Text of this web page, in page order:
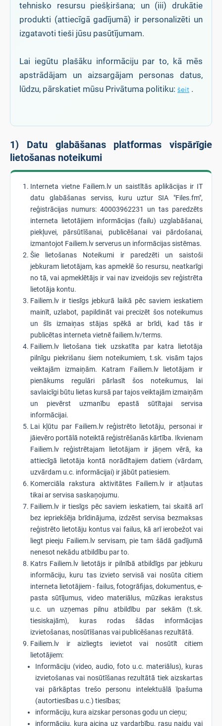
tehnisko resursu piešķiršana; un (iii) drukātie
produkti (attiecīgā gadījumā) ir personalizēti un
izgatavoti tieši jūsu pasūtījumam.
Lai iegūtu plašāku informāciju par to, kā mēs
apstrādājam un aizsargājam personas datus,
lūdzu, pārskatiet mūsu Privātuma politiku: šeit .
1) Datu glabāšanas platformas vispārīgie
lietošanas noteikumi
Interneta vietne Failiem.lv un saistītās aplikācijas ir IT
datu glabāšanas serviss, kuru uztur SIA "Files.fm",
reģistrācijas numurs: 40003962231 un tas paredzēts
interneta lietotājiem informācijas (failu) uzglabāšanai,
piekļuvei, pārsūtīšanai, publicēšanai vai pārdošanai,
izmantojot Failiem.lv serverus un informācijas sistēmas.
Šie lietošanas Noteikumi ir paredzēti un saistoši
jebkuram lietotājam, kas apmeklē šo resursu, neatkarīgi
no tā, vai apmeklētājs ir vai nav izveidojis sev reģistrēta
lietotāja kontu.
Failiem.lv ir tiesīgs jebkurā laikā pēc saviem ieskatiem
mainīt, uzlabot, papildināt vai precizēt šos noteikumus
un šīs izmaiņas stājas spēkā ar brīdi, kad tās ir
publicētas interneta vietnē failiem.lv/terms.
Failiem.lv lietošana tiek uzskatīta par katra lietotāja
pilnīgu piekrišanu šiem noteikumiem, t.sk. visām tajos
veiktajām izmaiņām. Katram Failiem.lv lietotājam ir
pienākums regulāri pārlasīt šos noteikumus, lai
savlaicīgi būtu lietas kursā par tajos veiktajām izmaiņām
un pievērst uzmanību epastā sūtītajai servisa
informācijai.
Lai kļūtu par Failiem.lv reģistrēto lietotāju, personai ir
jāievēro portālā noteiktā reģistrēšanās kārtība. Ikvienam
Failiem.lv reģistrētajam lietotājam ir jāņem vērā, ka
attiecīgā lietotāja kontā norādītajiem datiem (vārdam,
uzvārdam u.c. informācijai) ir jābūt patiesiem.
Komerciāla rakstura aktivitātes Failiem.lv ir atļautas
tikai ar servisa saskaņojumu.
Failiem.lv ir tiesīgs pēc saviem ieskatiem, tai skaitā arī
bez iepriekšēja brīdinājuma, izdzēst servisa bezmaksas
reģistrēto lietotāju kontus vai failus, kā arī ierobežot vai
liegt pieeju Failiem.lv servisam, pie tam šādā gadījumā
nenesot nekādu atbildību par to.
Katrs Failiem.lv lietotājs ir pilnībā atbildīgs par jebkuru
informāciju, kuru tas izvieto servisā vai nosūta citiem
interneta lietotājiem - failus, fotogrāfijas, dokumentus, e-
pasta sūtījumus, video materiālus, mūzikas ierakstus
u.c. un uzņemas pilnu atbildību par sekām (t.sk.
tiesiskajām), kuras rodas šādas informācijas
izvietošanas, nosūtīšanas vai publicēšanas rezultātā.
Failiem.lv ir aizliegts ievietot vai nosūtīt citiem
lietotājiem:
Informāciju (video, audio, foto u.c. materiālus), kuras
izvietošanas vai nosūtīšanas rezultātā tiek aizskartas
vai pārkāptas trešo personu intelektuālā īpašuma
(autortiesības u.c.) tiesības;
informāciju, kura aizskar personas godu un cieņu;
informāciju, kura aicina uz vardarbību, rasu naidu vai